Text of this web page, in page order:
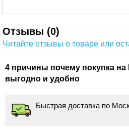
Отзывы (0)
Читайте отзывы о товаре или
4 причины почему покупка на
выгодно и удобно
Быстрая доставка по